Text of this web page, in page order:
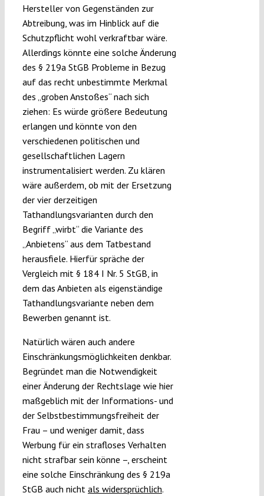
Hersteller von Gegenständen zur
Abtreibung, was im Hinblick auf die
Schutzpflicht wohl verkraftbar wäre.
Allerdings könnte eine solche Änderung
des § 219a StGB Probleme in Bezug
auf das recht unbestimmte Merkmal
des „groben Anstoßes“ nach sich
ziehen: Es würde größere Bedeutung
erlangen und könnte von den
verschiedenen politischen und
gesellschaftlichen Lagern
instrumentalisiert werden. Zu klären
wäre außerdem, ob mit der Ersetzung
der vier derzeitigen
Tathandlungsvarianten durch den
Begriff „wirbt“ die Variante des
„Anbietens“ aus dem Tatbestand
herausfiele. Hierfür spräche der
Vergleich mit § 184 I Nr. 5 StGB, in
dem das Anbieten als eigenständige
Tathandlungsvariante neben dem
Bewerben genannt ist.
Natürlich wären auch andere
Einschränkungsmöglichkeiten denkbar.
Begründet man die Notwendigkeit
einer Änderung der Rechtslage wie hier
maßgeblich mit der Informations- und
der Selbstbestimmungsfreiheit der
Frau – und weniger damit, dass
Werbung für ein strafloses Verhalten
nicht strafbar sein könne –, erscheint
eine solche Einschränkung des § 219a
StGB auch nicht als widersprüchlich.